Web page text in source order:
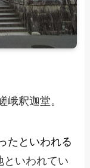
峨釈迦堂。
たといわれる
といわれてい